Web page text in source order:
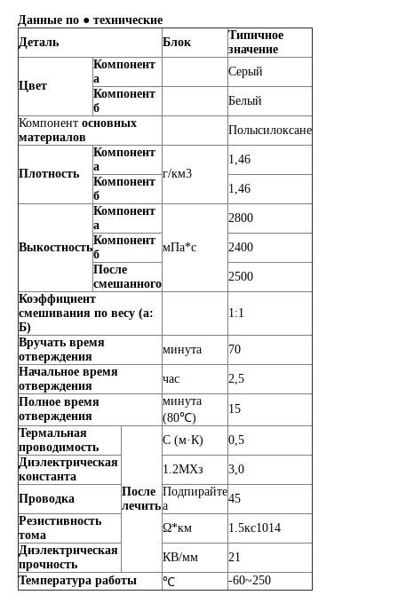
Данные по ● технические
Деталь
Блок
Типичное
значение
Цвет
Компонент
а
Серый
Компонент
б
Белый
Компонент основных
материалов
Полысилоксане
Плотность
Компонент
а
г/км3
1,46
Компонент
б
1,46
Выкостность
Компонент
а
мПа*с
2800
Компонент
б
2400
После
смешанного
2500
Коэффициент
смешивания по весу (а:
Б)
1:1
Вручать время
отверждения
минута
70
Начальное время
отверждения
час
2,5
Полное время
отверждения
минута
(80℃)
15
Термальная
проводимость
После
лечить
С (м·К)
0,5
Диэлектрическая
константа
1.2МХз 3,0
Проводка
Подпирайте
а
45
Резистивность
тома
Ω*км
1.5кс1014
Диэлектрическая
прочность
КВ/мм
21
Температура работы
℃ -60~250